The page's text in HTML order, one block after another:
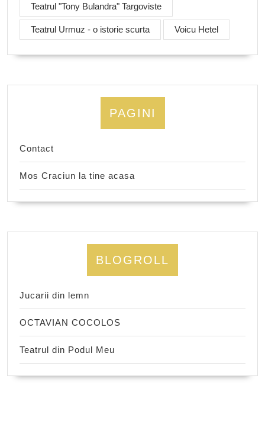
Teatrul "Tony Bulandra" Targoviste
Teatrul Urmuz - o istorie scurta Voicu Hetel
PAGINI
Contact
Mos Craciun la tine acasa
BLOGROLL
Jucarii din lemn
OCTAVIAN COCOLOS
Teatrul din Podul Meu